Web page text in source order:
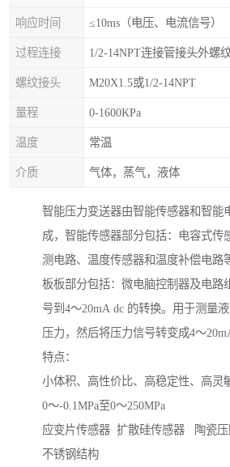
响应时间 ≤10ms（电压、电流信号）
过程连接 1/2-14NPT连接管接头外螺
螺纹接头 M20X1.5或1/2-14NPT
量程 0-1600KPa
温度 常温
介质 气体，蒸气，液体
智能压力变送器由智能传感器和智能
成，智能传感器部分包括：电容式传
测电路、温度传感器和温度补偿电路
板板部分包括：微电脑控制器及电路
号到4～20mA dc 的转换。用于测量
压力，然后将压力信号转变成4～
特点：
小体积、高性价比、高稳定性、高灵
0～-0.1MPa至0～250MPa
应变片传感器 扩散硅传感器 陶瓷压
不锈钢结构